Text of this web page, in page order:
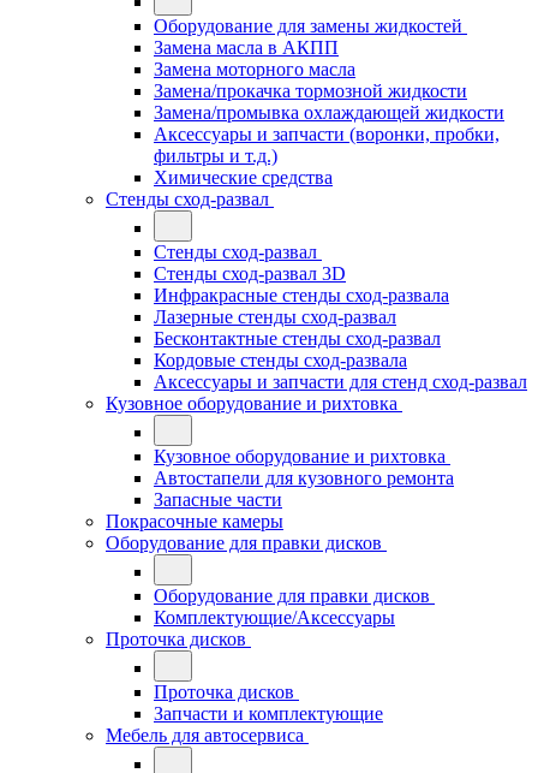
Оборудование для замены жидкостей
Замена масла в АКПП
Замена моторного масла
Замена/прокачка тормозной жидкости
Замена/промывка охлаждающей жидкости
Аксессуары и запчасти (воронки, пробки,
фильтры и т.д.)
Химические средства
Стенды сход-развал
Стенды сход-развал
Стенды сход-развал 3D
Инфракрасные стенды сход-развала
Лазерные стенды сход-развал
Бесконтактные стенды сход-развал
Кордовые стенды сход-развала
Аксессуары и запчасти для стенд сход-развал
Кузовное оборудование и рихтовка
Кузовное оборудование и рихтовка
Автостапели для кузовного ремонта
Запасные части
Покрасочные камеры
Оборудование для правки дисков
Оборудование для правки дисков
Комплектующие/Аксессуары
Проточка дисков
Проточка дисков
Запчасти и комплектующие
Мебель для автосервиса